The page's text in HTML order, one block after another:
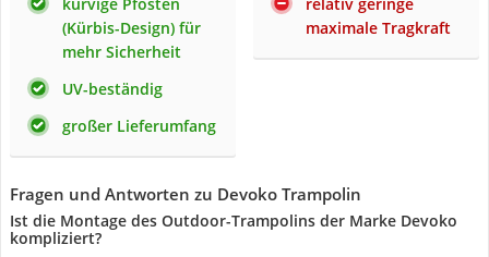
(Kürbis-Design) für
mehr Sicherheit
UV-beständig
großer Lieferumfang
maximale Tragkraft
Fragen und Antworten zu Devoko Trampolin
Ist die Montage des Outdoor-Trampolins der Marke Devoko
kompliziert?